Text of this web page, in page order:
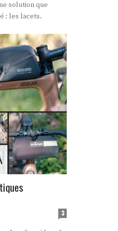
solution que
: les lacets.
3